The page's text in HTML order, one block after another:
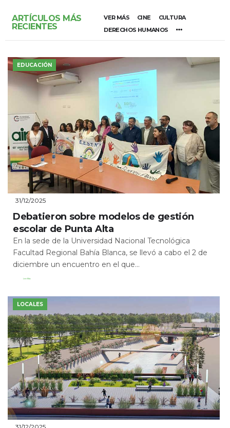
ARTÍCULOS MÁS
RECIENTES
VER MÁS CINE
CULTURA
DERECHOS HUMANOS
EDUCACIÓN
31/12/2025
Debatieron sobre modelos de gestión
escolar de Punta Alta
En la sede de la Universidad Nacional Tecnológica
Facultad Regional Bahía Blanca, se llevó a cabo el 2 de
diciembre un encuentro en el que...
Leer Más
LOCALES